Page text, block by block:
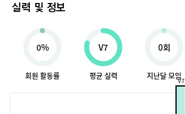
실력 및 정보
0%
회원 활동률
V7
평균 실력
0회
지난달 모임V7